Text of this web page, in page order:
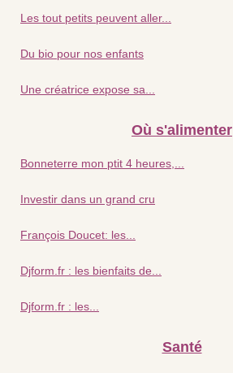
Les tout petits peuvent aller...
Du bio pour nos enfants
Une créatrice expose sa...
Où s'alimenter
Bonneterre mon ptit 4 heures,...
Investir dans un grand cru
François Doucet: les...
Djform.fr : les bienfaits de...
Djform.fr : les...
Santé